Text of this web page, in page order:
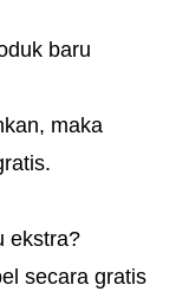
baru
maka
ekstra?
secara gratis